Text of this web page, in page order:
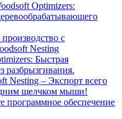
Optimizers:
с
Nesting
Быстрая
разбрызгивания.
Nesting – Экспорт всего
щелчком мыши!
программное обеспечение